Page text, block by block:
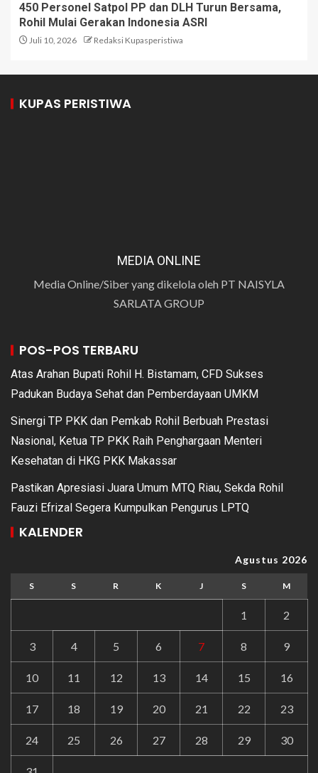
450 Personel Satpol PP dan DLH Turun Bersama,
Rohil Mulai Gerakan Indonesia ASRI
Juli 10, 2026 Redaksi Kupasperistiwa
KUPAS PERISTIWA
MEDIA ONLINE
Media Online/Siber yang dikelola oleh PT NAISYLA
SARLATA GROUP
POS-POS TERBARU
Atas Arahan Bupati Rohil H. Bistamam, CFD Sukses
Padukan Budaya Sehat dan Pemberdayaan UMKM
Sinergi TP PKK dan Pemkab Rohil Berbuah Prestasi
Nasional, Ketua TP PKK Raih Penghargaan Menteri
Kesehatan di HKG PKK Makassar
Pastikan Apresiasi Juara Umum MTQ Riau, Sekda Rohil
Fauzi Efrizal Segera Kumpulkan Pengurus LPTQ
KALENDER
Agustus 2026
S S R K J S M
1 2
3 4 5 6 7 8 9
10 11 12 13 14 15 16
17 18 19 20 21 22 23
24 25 26 27 28 29 30